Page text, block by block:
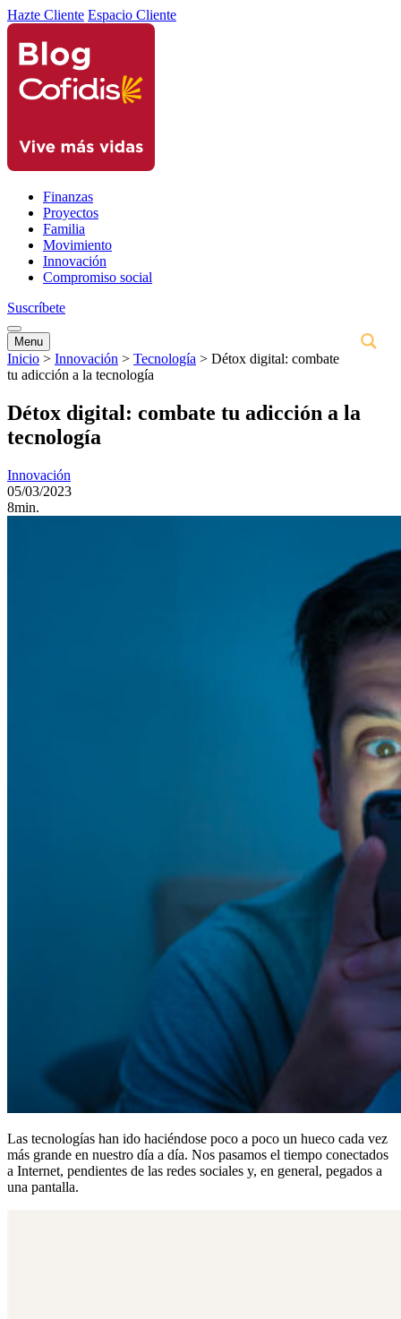
Hazte Cliente Espacio Cliente
Finanzas
Proyectos
Familia
Movimiento
Innovación
Compromiso social
Suscríbete
Menu
Inicio > Innovación > Tecnología > Détox digital: combate
tu adicción a la tecnología
Détox digital: combate tu adicción a la
tecnología
Innovación
05/03/2023
8min.
Las tecnologías han ido haciéndose poco a poco un hueco cada vez
más grande en nuestro día a día. Nos pasamos el tiempo conectados
a Internet, pendientes de las redes sociales y, en general, pegados a
una pantalla.